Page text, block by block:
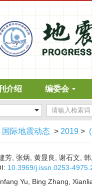
介绍 编委会
国际地震动态 > 2019 >
芳, 张炳, 黄显良, 谢石文,
10.3969/j.issn.0253-
Yu, Bing Zhang,